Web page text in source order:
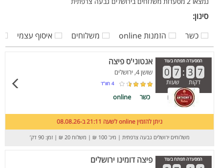
סינון:
כשר
הזמנות online משלוחים איסוף עצמי
המסעדה תפתח בעוד
0 7 : 3 7
דקות שעות
אנטוני'ס פיצה
שושן 4, ירושלים
4 חוו”ד
כשר online
ניתן להזמין online לשעה 21:11 ב-08.08.26
משלוחים ירושלים גבעה צרפתית | מינ' 100 ₪ | משלוח 20 ₪ | זמן: 90 דק’
המסעדה תפתח בעוד פיצה דומינו ירושלים